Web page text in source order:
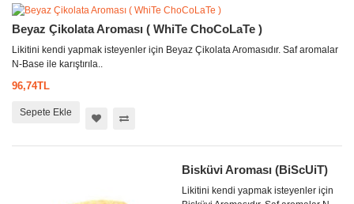
Beyaz Çikolata Aroması ( WhiTe ChoCoLaTe )
Likitini kendi yapmak isteyenler için Beyaz Çikolata Aromasıdır. Saf aromalar
N-Base ile karıştırıla..
96,74TL
Sepete Ekle
Bisküvi Aroması (BiScUiT)
Likitini kendi yapmak isteyenler için